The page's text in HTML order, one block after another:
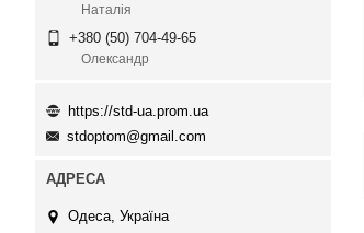
Наталія
+380 (50) 704-49-65
Олександр
https://std-ua.prom.ua
stdoptom@gmail.com
Одеса, Україна